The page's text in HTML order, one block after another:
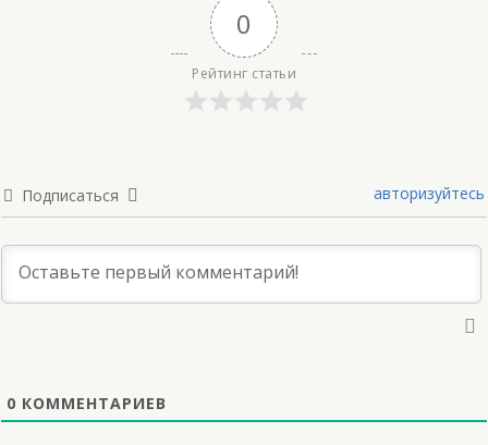
0
Рейтинг статьи
Подписаться авторизуйтесь
0 КОММЕНТАРИЕВ